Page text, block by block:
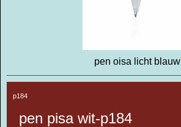
pen oisa licht blauw
p184
pen pisa wit-p184